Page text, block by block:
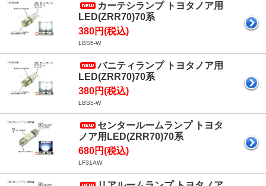
カーテシランプ トヨタノア用
LED(ZRR70)70系
380円(税込)
LBS5-W
バニティランプ トヨタノア用
LED(ZRR70)70系
380円(税込)
LBS5-W
センタールームランプ トヨタ
ノア用LED(ZRR70)70系
680円(税込)
LF31AW